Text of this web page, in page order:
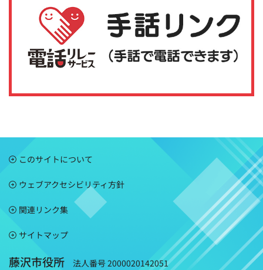
このサイトについて
ウェブアクセシビリティ方針
関連リンク集
サイトマップ
藤沢市役所
法人番号 2000020142051